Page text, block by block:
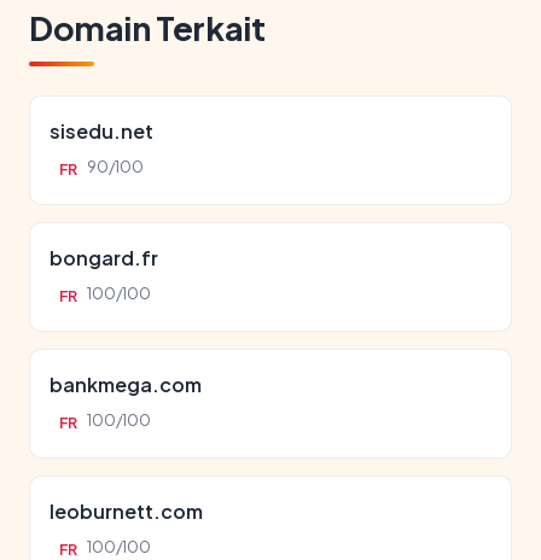
Domain Terkait
sisedu.net
FR 90/100
bongard.fr
FR 100/100
bankmega.com
FR 100/100
leoburnett.com
FR 100/100